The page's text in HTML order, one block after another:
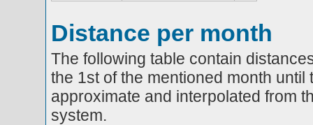
Distance per month
The following table contain
the 1st of the mentioned month
approximate and interpolated from
system.